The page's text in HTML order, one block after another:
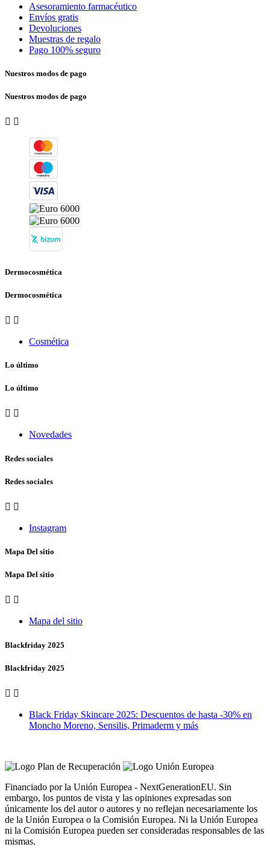
Asesoramiento farmacéutico
Envíos gratis
Devoluciones
Muestras de regalo
Pago 100% seguro
Nuestros modos de pago
Nuestros modos de pago
 
Dermocosmética
Dermocosmética
 
Cosmética
Lo último
Lo último
 
Novedades
Redes sociales
Redes sociales
 
Instagram
Mapa Del sitio
Mapa Del sitio
 
Mapa del sitio
Blackfriday 2025
Blackfriday 2025
 
Black Friday Skincare 2025: Descuentos de hasta -30% en
Moncho Moreno, Sensilis, Primaderm y más
Financiado por la Unión Europea - NextGenerationEU. Sin
embargo, los puntos de vista y las opiniones expresadas son
únicamente los del autor o autores y no reflejan necesariamente los
de la Unión Europea o la Comisión Europea. Ni la Unión Europea
ni la Comisión Europea pueden ser consideradas responsables de las
mismas.